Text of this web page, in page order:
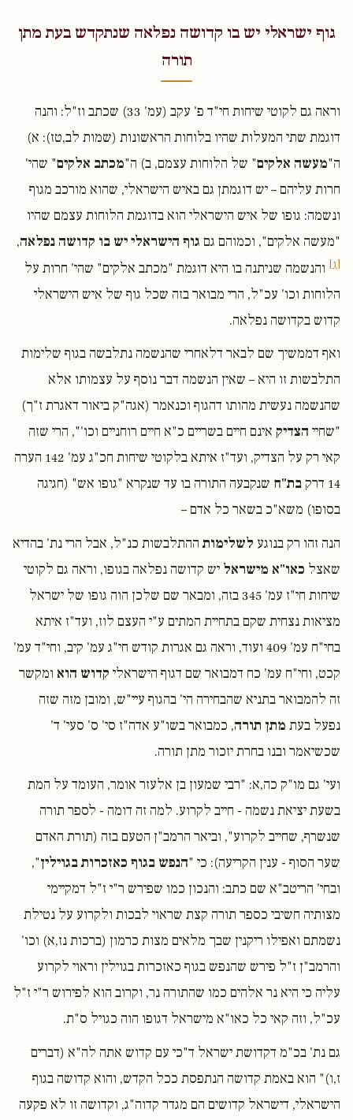
גוף ישראלי יש בו קדושה נפלאה שנתקדש בעת מתן
תורה
וראה גם לקוטי שיחות חי"ד פ' עקב (עמ' 33) שכתב וז"ל: והנה
דוגמת שתי המעלות שהיו בלוחות הראשונות (שמות לב,טז): א)
ה"מעשה אלקים" של הלוחות עצמם, ב) ה"מכתב אלקים" שהי'
חרות עליהם – יש דוגמתן גם באיש הישראלי, שהוא מורכב מגוף
ונשמה: גופו של איש הישראלי הוא בדוגמת הלוחות עצמם שהיו
"מעשה אלקים", וכמוהם גם גוף הישראלי יש בו קדושה נפלאה,
[1]
והנשמה שניתנה בו היא דוגמת "מכתב אלקים" שהי' חרות על
הלוחות וכו' עכ"ל, הרי מבואר בזה שכל גוף של איש הישראלי
קדוש בקדושה נפלאה.
ואף דממשיך שם לבאר דלאחרי שהנשמה נתלבשה בגוף שלימות
התלבשות זו היא – שאין הנשמה דבר נוסף על עצמותו אלא
שהנשמה נעשית מהותו דהגוף וכנאמר (אגה"ק ביאור דאגרת ז"ך)
"שחיי הצדיק אינם חיים בשריים כ"א חיים רוחניים וכו'", הרי שזה
קאי רק על הצדיק, ועד"ז איתא בלקוטי שיחות חכ"ג עמ' 142 הערה
14 דרק
בת"ח שנקבעה התורה בו עד שנקרא "גופו אש" (חגיגה
בסופו) משא"כ בשאר כל אדם –
הנה זהו רק בנוגע לשלימות ההתלבשות כנ"ל, אבל הרי נת' בהדיא
שאצל כאו"א מישראל יש קדושה נפלאה בגופו, וראה גם לקוטי
שיחות חי"ז עמ' 345 בזה, ומבאר שם שלכן הוה גופו של ישראל
מציאות נצחית שקם בתחיית המתים ע"י העצם לוז, ועד"ז איתא
בחי"ח עמ' 409 ועוד, וראה גם אגרות קודש חי"ג עמ' קיב, וחי"ד עמ'
קכט, וחי"ח עמ' כח דמבואר שם דגוף הישראלי קדוש הוא ומקשר
זה להמבואר בתניא שהבחירה הי' בהגוף עיי"ש, ומובן מזה שזה
נפעל בעת מתן תורה, כמבואר בשו"ע אדה"ז סי' ס' סעי' ד'
שכשיאמר ובנו בחרת יזכור מתן תורה.
ועי' גם מו"ק כה,א: "רבי שמעון בן אלעזר אומר, העומד על המת
בשעת יציאת נשמה - חייב לקרוע. למה זה דומה - לספר תורה
שנשרף, שחייב לקרוע", וביאר הרמב"ן הטעם בזה (תורת האדם
שער הסוף - ענין הקריעה): כי "הנפש בגוף כאזכרות בגוילין",
ובחי' הריטב"א שם כתב: והנכון כמו שפירש ר"י ז"ל דמקיימי
מצותיה חשיבי כספר תורה קצת שראוי לבכות ולקרוע על נטילת
נשמתם ואפילו ריקנין שבך מלאים מצות כרמון (ברכות נז,א) וכו'
והרמב"ן ז"ל פירש שהנפש בגוף כאזכרות בגוילין וראוי לקרוע
עליה כי היא נר אלהים כמו שהתורה נר, וקרוב הוא לפירוש ר"י ז"ל
עכ"ל, וזה קאי כל כאו"א מישראל דגופו הוה כגויל ס"ת.
גם נת' בכ"מ דקדושת ישראל ד"כי עם קדוש אתה לה"א (דברים
ז,ו)" הוא באמת קדושה הנתפסת ככל הקדש, והוא קדושה בגוף
הישראלי, דישראל קדושים הם מגדר קדוה"ג, וקדושה זו לא פקעה